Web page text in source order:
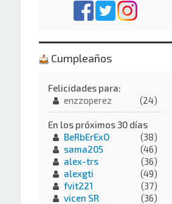
Cumpleaños
Felicidades para:
enzzoperez
(24)
En los próximos 30 días
BeRbErExO
(38)
sama205
(46)
alex-trs
(36)
alexgti
(49)
fvit221
(37)
vicen SR
(36)